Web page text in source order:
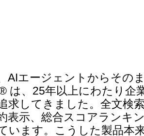
AIエージェントからその
は、25年以上にわたり企
求してきました。全文検
表示、総合スコアランキ
います。こうした製品本